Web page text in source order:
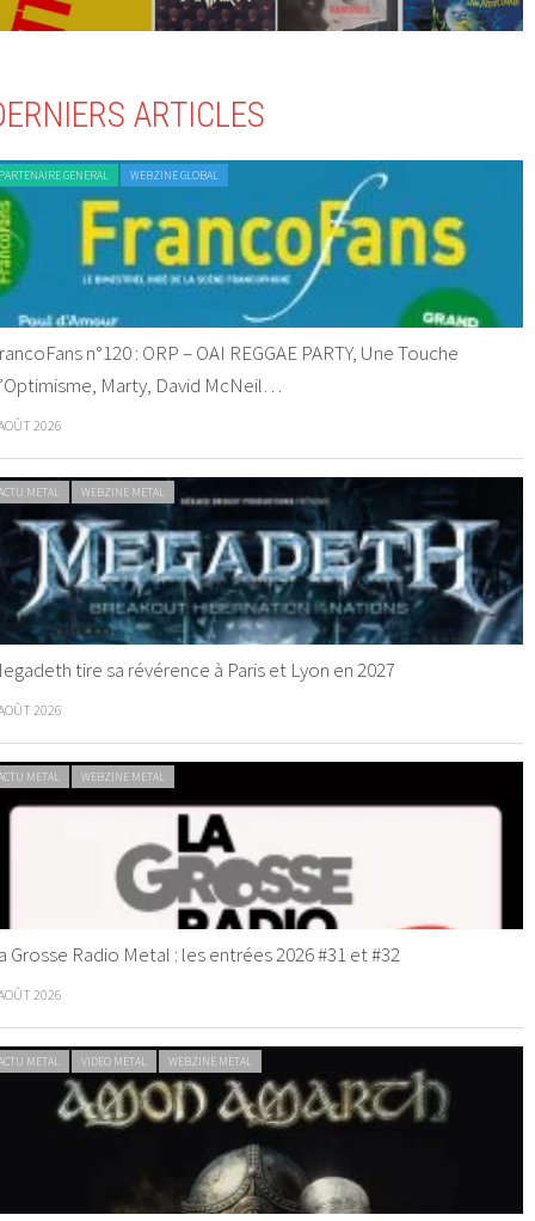
ARTICLES
GENERAL WEBZINE GLOBAL
n°120 : ORP – OAI REGGAE PARTY, Une Touche
Marty, David McNeil…
2026
METAL WEBZINE METAL
tire sa révérence à Paris et Lyon en 2027
2026
METAL WEBZINE METAL
Grosse Radio Metal : les entrées 2026 #31 et #32
2026
METAL VIDEO METAL WEBZINE METAL